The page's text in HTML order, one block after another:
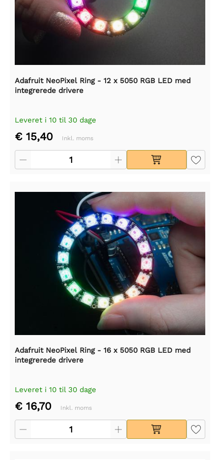
Adafruit NeoPixel Ring - 12 x 5050 RGB LED med
integrerede drivere
Leveret i 10 til 30 dage
€ 15,40 Inkl. moms
Adafruit NeoPixel Ring - 16 x 5050 RGB LED med
integrerede drivere
Leveret i 10 til 30 dage
€ 16,70 Inkl. moms